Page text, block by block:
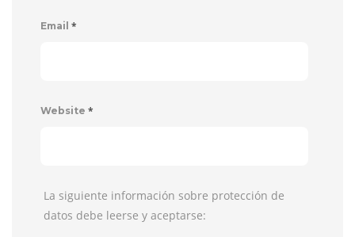
Email *
Website *
La siguiente información sobre protección de
datos debe leerse y aceptarse: